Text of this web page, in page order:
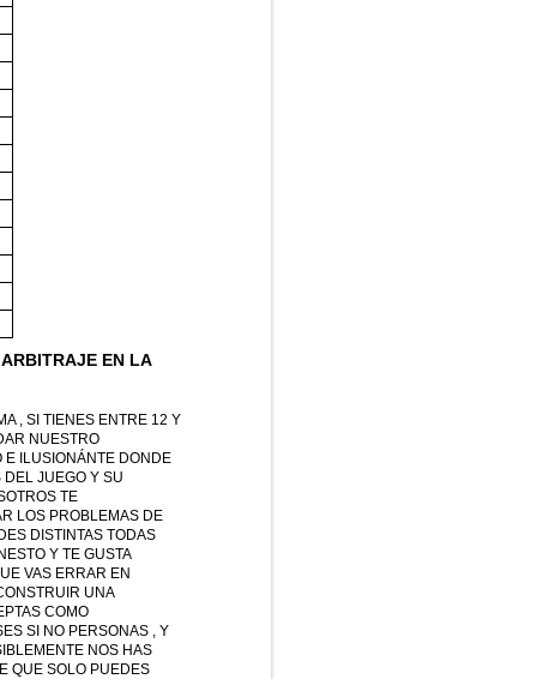
EN LA
, SI TIENES ENTRE 12 Y
NUESTRO
E ILUSIONÁNTE DONDE
JUEGO Y SU
TE
LOS PROBLEMAS DE
DISTINTAS TODAS
Y TE GUSTA
VAS ERRAR EN
UNA
COMO
SI NO PERSONAS , Y
NOS HAS
QUE SOLO PUEDES